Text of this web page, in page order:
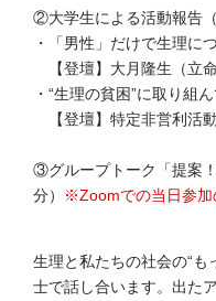
②大学生による活動報告（
・「男性」だけで生理に
【登壇】大月隆生（立
・“生理の貧困”に取り組
【登壇】特定非営利活
③グループトーク「提案
分）
※Zoomでの当日参加
生理と私たちの社会の“も
士で話し合います。出た